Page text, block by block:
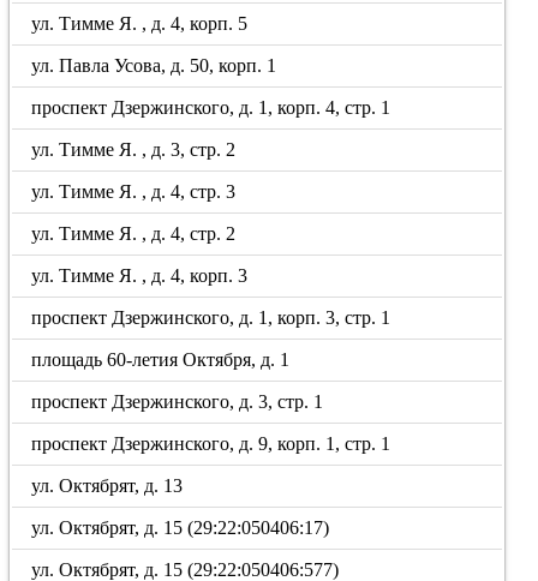
ул. Тимме Я. , д. 4, корп. 5
ул. Павла Усова, д. 50, корп. 1
проспект Дзержинского, д. 1, корп. 4, стр. 1
ул. Тимме Я. , д. 3, стр. 2
ул. Тимме Я. , д. 4, стр. 3
ул. Тимме Я. , д. 4, стр. 2
ул. Тимме Я. , д. 4, корп. 3
проспект Дзержинского, д. 1, корп. 3, стр. 1
площадь 60-летия Октября, д. 1
проспект Дзержинского, д. 3, стр. 1
проспект Дзержинского, д. 9, корп. 1, стр. 1
ул. Октябрят, д. 13
ул. Октябрят, д. 15 (29:22:050406:17)
ул. Октябрят, д. 15 (29:22:050406:577)